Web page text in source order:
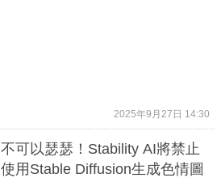
2025年9月27日 14:30
不可以瑟瑟！Stability AI將禁止
使用Stable Diffusion生成色情圖